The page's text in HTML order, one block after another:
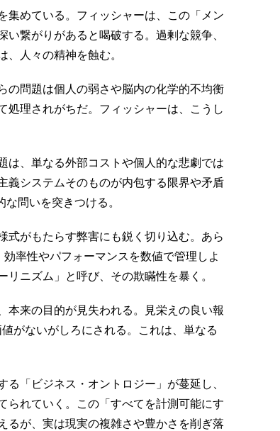
集めている。フィッシャーは、この「メン
繋がりがあると喝破する。過剰な競争、
人々の精神を蝕む。
の問題は個人の弱さや脳内の化学的不均衡
処理されがちだ。フィッシャーは、こうし
は、単なる外部コストや個人的な悲劇では
義システムそのものが内包する限界や矛盾
問いを突きつける。
式がもたらす弊害にも鋭く切り込む。あら
率性やパフォーマンスを数値で管理しよ
ニズム」と呼び、その欺瞞性を暴く。
本来の目的が見失われる。見栄えの良い報
がないがしろにされる。これは、単なる
「ビジネス・オントロジー」が蔓延し、
られていく。この「すべてを計測可能にす
るが、実は現実の複雑さや豊かさを削ぎ落